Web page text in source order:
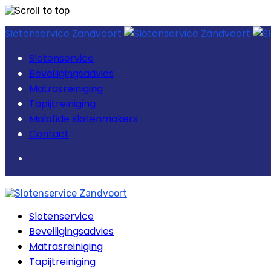
Skip
content
Slotenservice Zandvoort
Slotenservice
Beveiligingsadvies
Matrasreiniging
Tapijtreiniging
Malafide slotenmakers
Contact
Slotenservice
Beveiligingsadvies
Matrasreiniging
Tapijtreiniging